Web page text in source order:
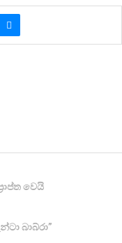
වෙයි
බාබ්රා”